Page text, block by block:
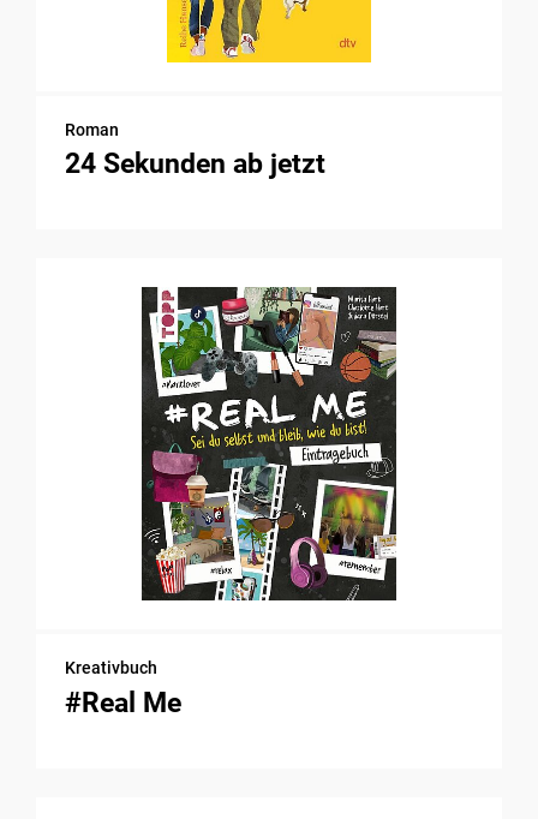
Roman
24 Sekunden ab jetzt
Kreativbuch
#Real Me